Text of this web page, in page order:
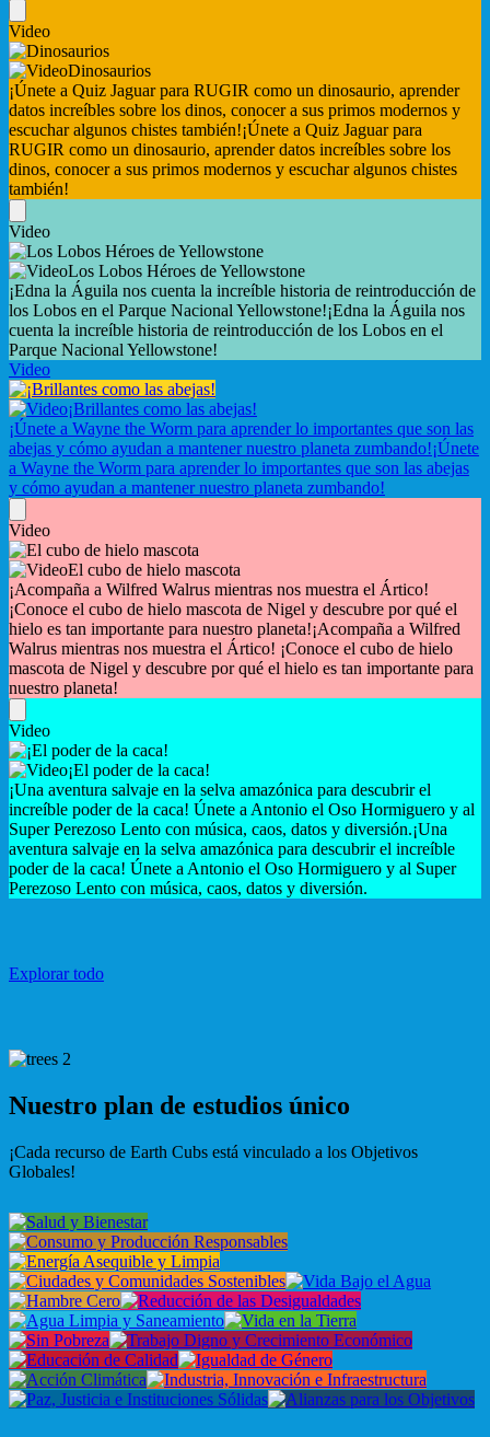
Video
Dinosaurios
¡Únete a Quiz Jaguar para RUGIR como un dinosaurio, aprender
datos increíbles sobre los dinos, conocer a sus primos modernos y
escuchar algunos chistes también!¡Únete a Quiz Jaguar para
RUGIR como un dinosaurio, aprender datos increíbles sobre los
dinos, conocer a sus primos modernos y escuchar algunos chistes
también!
Video
Los Lobos Héroes de Yellowstone
¡Edna la Águila nos cuenta la increíble historia de reintroducción de
los Lobos en el Parque Nacional Yellowstone!¡Edna la Águila nos
cuenta la increíble historia de reintroducción de los Lobos en el
Parque Nacional Yellowstone!
Video
¡Brillantes como las abejas!
¡Únete a Wayne the Worm para aprender lo importantes que son las
abejas y cómo ayudan a mantener nuestro planeta zumbando!¡Únete
a Wayne the Worm para aprender lo importantes que son las abejas
y cómo ayudan a mantener nuestro planeta zumbando!
Video
El cubo de hielo mascota
¡Acompaña a Wilfred Walrus mientras nos muestra el Ártico!
¡Conoce el cubo de hielo mascota de Nigel y descubre por qué el
hielo es tan importante para nuestro planeta!¡Acompaña a Wilfred
Walrus mientras nos muestra el Ártico! ¡Conoce el cubo de hielo
mascota de Nigel y descubre por qué el hielo es tan importante para
nuestro planeta!
Video
¡El poder de la caca!
¡Una aventura salvaje en la selva amazónica para descubrir el
increíble poder de la caca! Únete a Antonio el Oso Hormiguero y al
Super Perezoso Lento con música, caos, datos y diversión.¡Una
aventura salvaje en la selva amazónica para descubrir el increíble
poder de la caca! Únete a Antonio el Oso Hormiguero y al Super
Perezoso Lento con música, caos, datos y diversión.
Explorar todo
Nuestro plan de estudios único
¡Cada recurso de Earth Cubs está vinculado a los Objetivos
Globales!